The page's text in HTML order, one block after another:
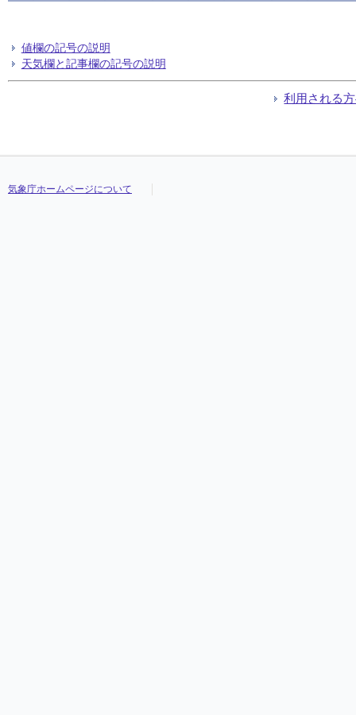
値欄の記号の説明
天気欄と記事欄の記号の説明
利用される
気象庁ホームページについて